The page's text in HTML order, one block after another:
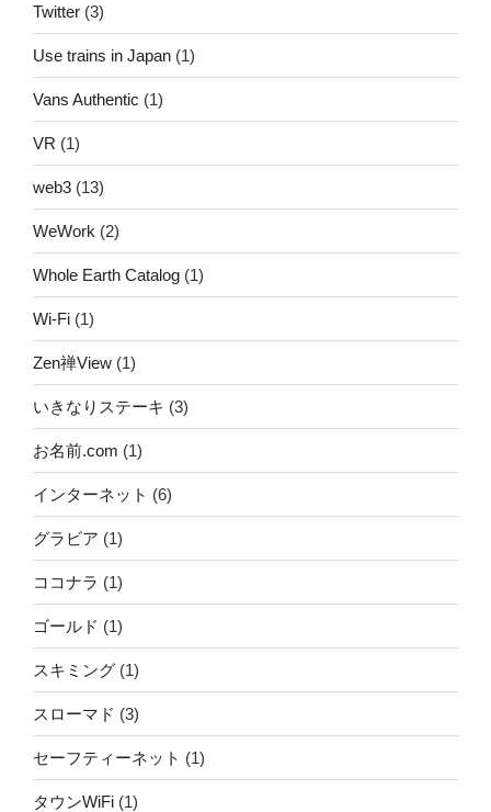
Twitter (3)
Use trains in Japan (1)
Vans Authentic (1)
VR (1)
web3 (13)
WeWork (2)
Whole Earth Catalog (1)
Wi-Fi (1)
Zen禅View (1)
いきなりステーキ (3)
お名前.com (1)
インターネット (6)
グラビア (1)
ココナラ (1)
ゴールド (1)
スキミング (1)
スローマド (3)
セーフティーネット (1)
タウンWiFi (1)